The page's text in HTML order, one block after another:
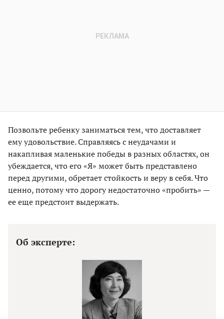
Позвольте ребенку заниматься тем, что доставляет
ему удовольствие. Справляясь с неудачами и
накапливая маленькие победы в разных областях, он
убеждается, что его «Я» может быть представлено
перед другими, обретает стойкость и веру в себя. Что
ценно, потому что дорогу недостаточно «пробить» —
ее еще предстоит выдержать.
Об эксперте: